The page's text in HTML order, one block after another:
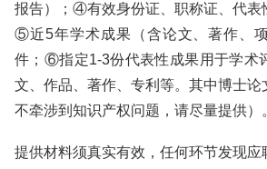
报告）；④有效身份证、职称证、代表
⑤近5年学术成果（含论文、著作、
件；⑥指定1-3份代表性成果用于学术
文、作品、著作、专利等。其中博士论
不牵涉到知识产权问题，请尽量提供）
提供材料须真实有效，任何环节发现应